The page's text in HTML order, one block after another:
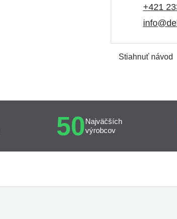
+421
Stiahnuť návod
50Najväčších
výrobcov